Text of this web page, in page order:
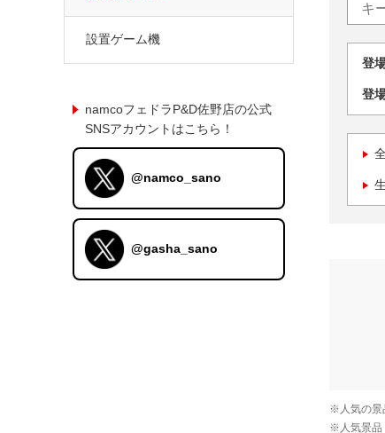
登
登
設置ゲーム機
namcoフェドラP&D佐野店の公式
SNSアカウントはこちら！
@namco_sano
@gasha_sano